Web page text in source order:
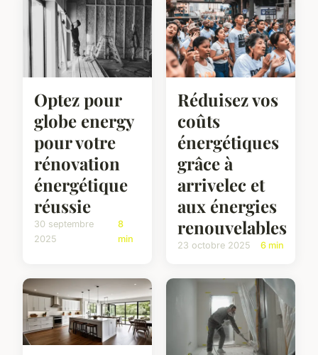
Optez pour
globe energy
pour votre
rénovation
énergétique
réussie
30 septembre
2025
8
min
Réduisez vos
coûts
énergétiques
grâce à
arrivelec et
aux énergies
renouvelables
23 octobre 2025 6 min